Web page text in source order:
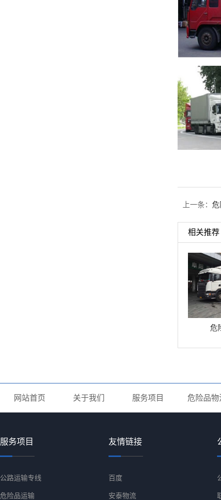
上一条： 危
相关推荐
危
网站首页 关于我们 服务项目 危险品物
服务项目
公路运输专线
危险品运输
友情链接
百度
安泰物流